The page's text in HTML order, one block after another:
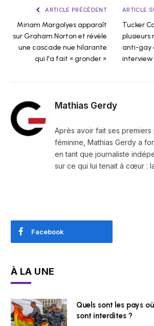
ARTICLE PRÉCÉDENT
Miriam Margolyes apparaît
sur Graham Norton et révèle
une cascade nue hilarante
qui l'a fait « gronder »
ARTICLE
Tucker
plusieurs
anti-gay
interview
Mathias Gerdy
Après avoir fait ses premiers
féminine, Mathias Gerdy a
en tant que journaliste
sur ce qui lui tenait à cœur :
Facebook
À LA UNE
Quels sont les pays
sont interdites ?